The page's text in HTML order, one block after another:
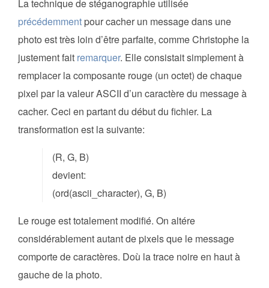
La technique de stéganographie utilisée
précédemment pour cacher un message dans une
photo est très loin d’être parfaite, comme Christophe la
justement fait remarquer. Elle consistait simplement à
remplacer la composante rouge (un octet) de chaque
pixel par la valeur ASCII d’un caractère du message à
cacher. Ceci en partant du début du fichier. La
transformation est la suivante:
(R, G, B)
devient:
(ord(ascii_character), G, B)
Le rouge est totalement modifié. On altére
considérablement autant de pixels que le message
comporte de caractères. Doù la trace noire en haut à
gauche de la photo.